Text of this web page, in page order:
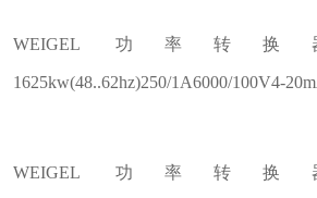
WEIGEL 功率转换
1625kw(48..62hz)250/1A6000/100V4-
WEIGEL 功率转换